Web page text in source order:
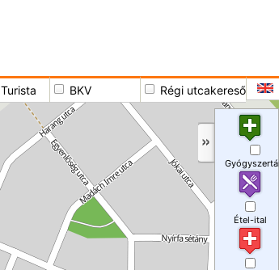
Turista BKV Régi utcakereső
Étel-ital